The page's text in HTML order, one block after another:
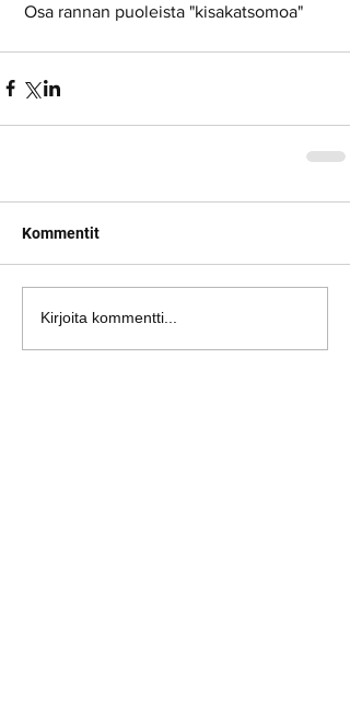
Osa rannan puoleista "kisakatsomoa"
Kommentit
Kirjoita kommentti...